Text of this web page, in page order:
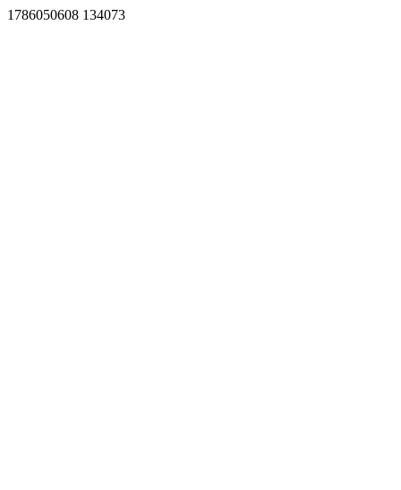
1786050608 134073